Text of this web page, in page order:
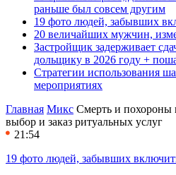
раньше был совсем другим
19 фото людей, забывших
20 величайших мужчин,
Застройщик задерживает
дольщику в 2026 году +
Стратегии использования
мероприятиях
Главная Микс Смерть и
выбор и заказ ритуальных услуг
21:54
19 фото людей, забывших